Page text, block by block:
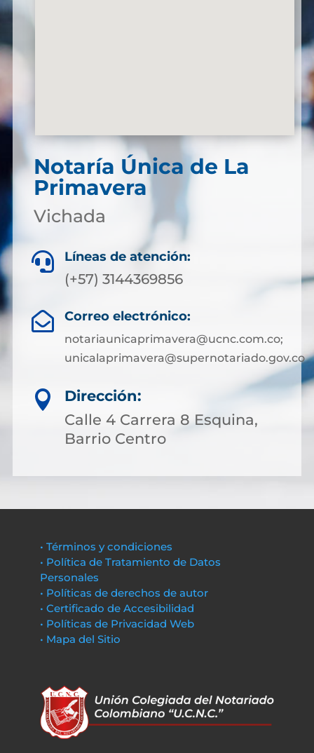
Notaría Única de La
Primavera
Vichada
 Líneas de atención:
(+57) 3144369856
 Correo electrónico:
notariaunicaprimavera@ucnc.com.co;
unicalaprimavera@supernotariado.gov.co

Dirección:
Calle 4 Carrera 8 Esquina,
Barrio Centro
• Términos y condiciones
• Política de Tratamiento de Datos
Personales
• Políticas de derechos de autor
• Certificado de Accesibilidad
• Políticas de Privacidad Web
• Mapa del Sitio